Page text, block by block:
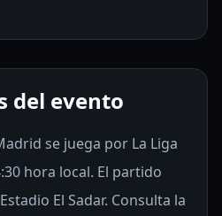
del evento
se juega por La Liga
hora local. El partido
El Sadar. Consulta la